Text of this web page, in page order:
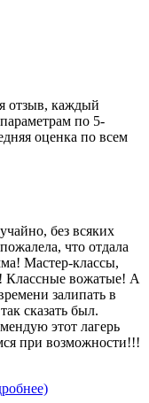
отзыв, каждый
по 5-
оценка по всем
без всяких
что отдала
! Мастер-классы,
Классные вожатые! А
залипать в
сказать был.
этот лагерь
при возможности!!!